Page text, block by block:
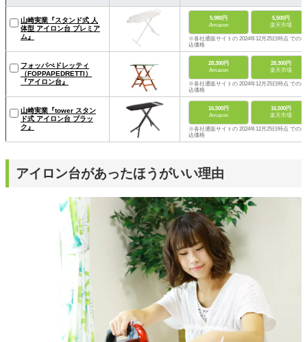
山崎実業『スタンド式 人
体型 アイロン台 プレミア
ム』
5,980円
Amazon
5,500円
楽天市場
※各社通販サイトの 2024年12月25日時点 での税
込価格
フォッパぺドレッティ
（FOPPAPEDRETTI）
『アイロン台』
28,300円
Amazon
28,300円
楽天市場
※各社通販サイトの 2024年12月25日時点 での税
込価格
山崎実業『tower スタン
ド式 アイロン台 ブラッ
ク』
16,500円
Amazon
16,500円
楽天市場
※各社通販サイトの 2024年12月25日時点 での税
込価格
アイロン台があったほうがいい理由